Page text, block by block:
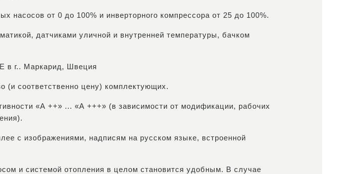
насосов от 0 до 100% и инверторного компрессора от 25 до 100%.
датчиками уличной и внутренней температуры, бачком
в г.. Маркарид, Швеция
(и соответственно цену) комплектующих.
«А ++» ... «А +++» (в зависимости от модификации, рабочих
с изображениями, надписям на русском языке, встроенной
и системой отопления в целом становится удобным. В случае